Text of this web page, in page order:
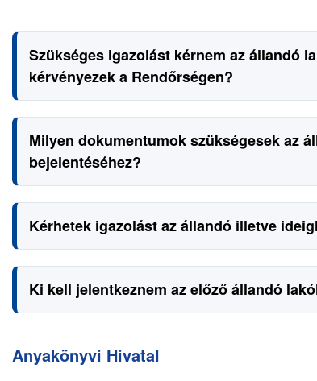
Szükséges igazolást kérnem az állandó
kérvényezek a Rendőrségen?
Milyen dokumentumok szükségesek az
bejelentéséhez?
Kérhetek igazolást az állandó illetve
Ki kell jelentkeznem az előző állandó
Anyakönyvi Hivatal